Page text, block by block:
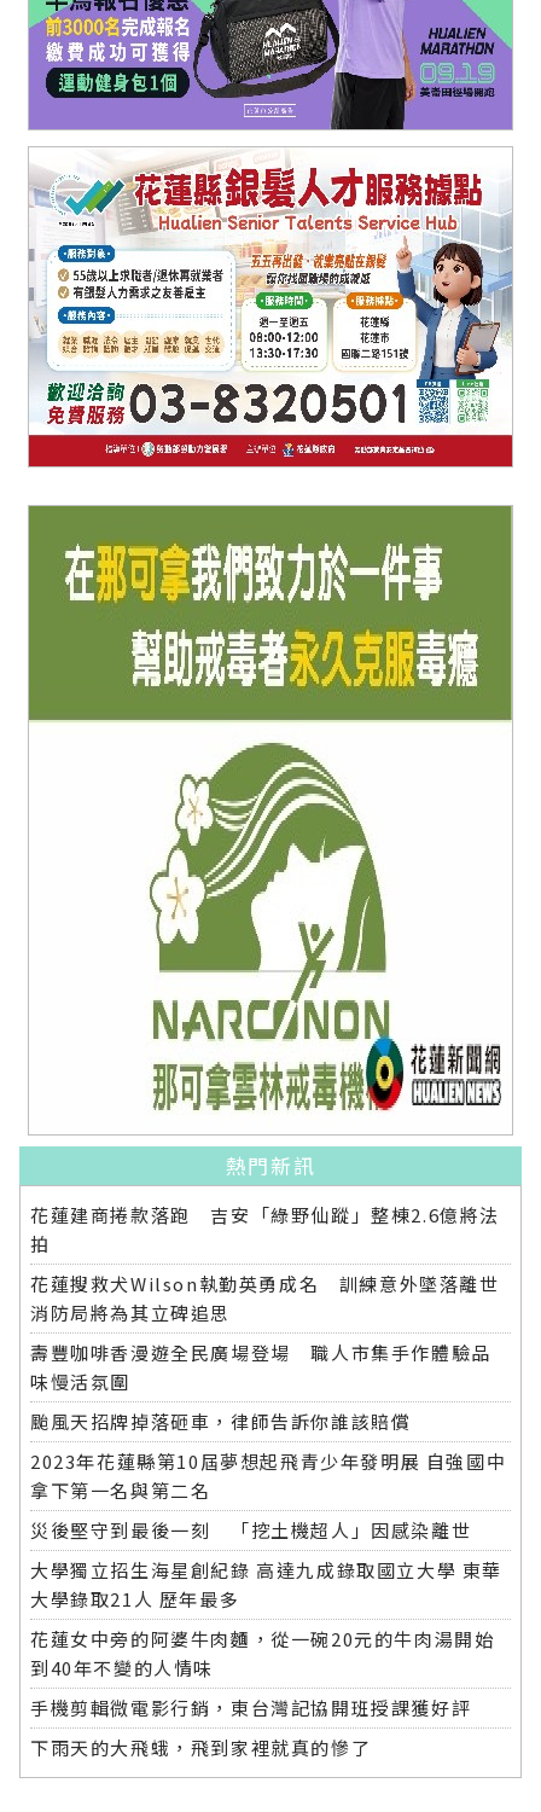
熱門新訊
花蓮建商捲款落跑 吉安「綠野仙蹤」整棟2.6億將法
拍
花蓮搜救犬Wilson執勤英勇成名 訓練意外墜落離世
消防局將為其立碑追思
壽豐咖啡香漫遊全民廣場登場 職人市集手作體驗品
味慢活氛圍
颱風天招牌掉落砸車，律師告訴你誰該賠償
2023年花蓮縣第10屆夢想起飛青少年發明展 自強國中
拿下第一名與第二名
災後堅守到最後一刻 「挖土機超人」因感染離世
大學獨立招生海星創紀錄 高達九成錄取國立大學 東華
大學錄取21人 歷年最多
花蓮女中旁的阿婆牛肉麵，從一碗20元的牛肉湯開始
到40年不變的人情味
手機剪輯微電影行銷，東台灣記協開班授課獲好評
下雨天的大飛蛾，飛到家裡就真的慘了